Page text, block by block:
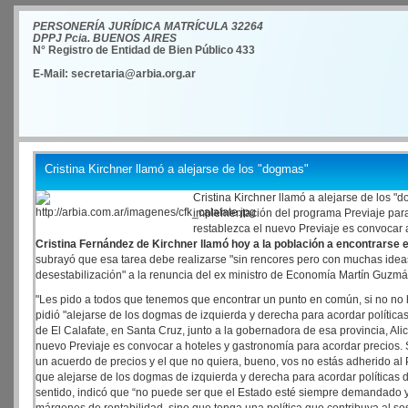
PERSONERÍA JURÍDICA MATRÍCULA 32264
DPPJ Pcia. BUENOS AIRES
N° Registro de Entidad de Bien Público 433
E-Mail: secretaria@arbia.org.ar
Cristina Kirchner llamó a alejarse de los "dogmas"
Cristina Kirchner llamó a alejarse de los
implementación del programa Previaje
restablezca el nuevo Previaje es
Cristina Fernández de Kirchner llamó hoy a la población a
subrayó que esa tarea debe realizarse "sin rencores pero con muchas
desestabilización" a la renuncia del ex ministro de Economía Martín
"Les pido a todos que tenemos que encontrar un punto en común, si no
pidió "alejarse de los dogmas de izquierda y derecha para acordar
de El Calafate, en Santa Cruz, junto a la gobernadora de esa provincia,
nuevo Previaje es convocar a hoteles y gastronomía para acordar
un acuerdo de precios y el que no quiera, bueno, vos no estás adherido
que alejarse de los dogmas de izquierda y derecha para acordar
sentido, indicó que “no puede ser que el Estado esté siempre